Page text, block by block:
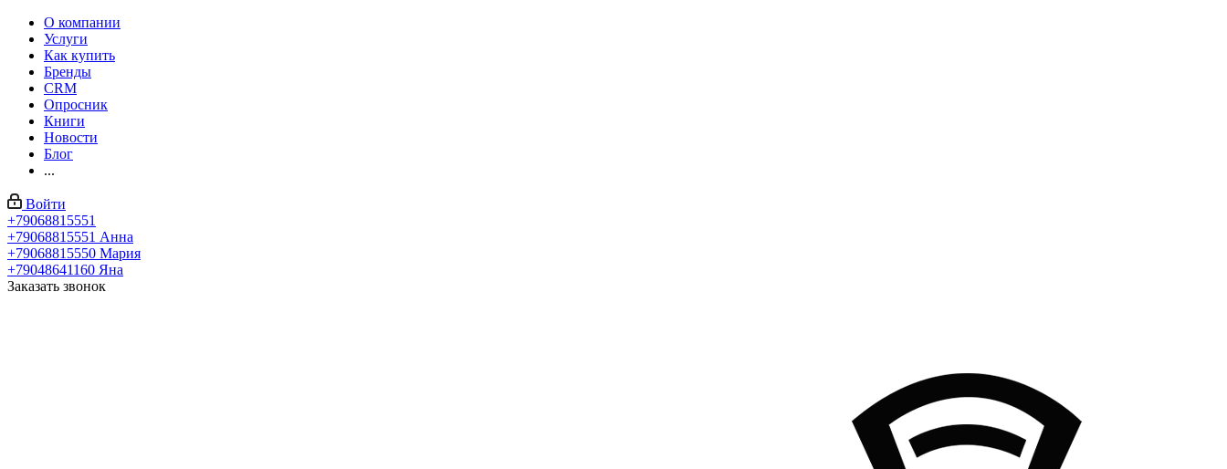
О компании
Услуги
Как купить
Бренды
CRM
Опросник
Книги
Новости
Блог
...
Войти
+79068815551
+79068815551 Анна
+79068815550 Мария
+79048641160 Яна
Заказать звонок